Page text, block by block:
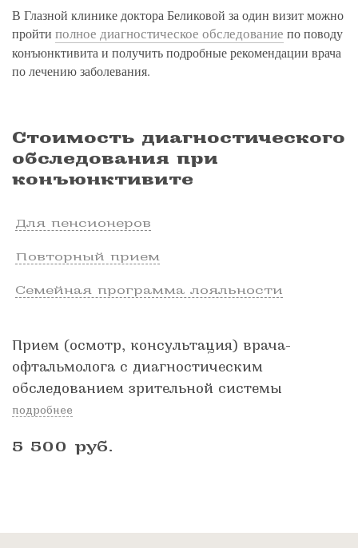
В Глазной клинике доктора Беликовой за один визит можно
пройти полное диагностическое обследование по поводу
конъюнктивита и получить подробные рекомендации врача
по лечению заболевания.
Стоимость диагностического
обследования при
конъюнктивите
Для пенсионеров
Повторный прием
Семейная программа лояльности
Прием (осмотр, консультация) врача-
офтальмолога с диагностическим
обследованием зрительной системы
подробнее
5 500 руб.